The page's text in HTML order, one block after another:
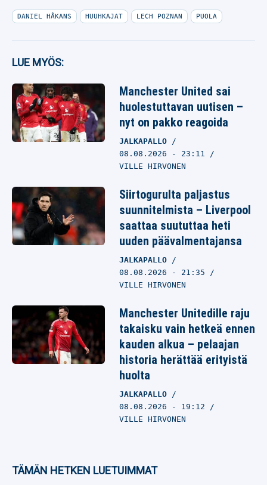
DANIEL HÅKANS HUUHKAJAT LECH POZNAN PUOLA
LUE MYÖS:
Manchester United sai
huolestuttavan uutisen –
nyt on pakko reagoida
JALKAPALLO
08.08.2026 - 23:11
VILLE HIRVONEN
Siirtogurulta paljastus
suunnitelmista – Liverpool
saattaa suututtaa heti
uuden päävalmentajansa
JALKAPALLO
08.08.2026 - 21:35
VILLE HIRVONEN
Manchester Unitedille raju
takaisku vain hetkeä ennen
kauden alkua – pelaajan
historia herättää erityistä
huolta
JALKAPALLO
08.08.2026 - 19:12
VILLE HIRVONEN
TÄMÄN HETKEN LUETUIMMAT